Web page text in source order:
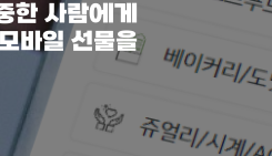
한 사람에게
바일 선물을